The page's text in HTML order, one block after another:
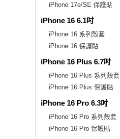
iPhone 17e/SE 保護貼
iPhone 16 6.1吋
iPhone 16 系列殼套
iPhone 16 保護貼
iPhone 16 Plus 6.7吋
iPhone 16 Plus 系列殼套
iPhone 16 Plus 保護貼
iPhone 16 Pro 6.3吋
iPhone 16 Pro 系列殼套
iPhone 16 Pro 保護貼